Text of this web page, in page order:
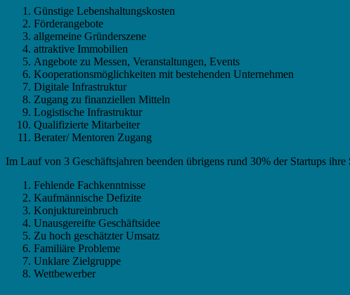
Günstige Lebenshaltungskosten
Förderangebote
allgemeine Gründerszene
attraktive Immobilien
Angebote zu Messen, Veranstaltungen, Events
Kooperationsmöglichkeiten mit bestehenden Unternehmen
Digitale Infrastruktur
Zugang zu finanziellen Mitteln
Logistische Infrastruktur
Qualifizierte Mitarbeiter
Berater/ Mentoren Zugang
Im Lauf von 3 Geschäftsjahren beenden übrigens rund 30% der Startups
Fehlende Fachkenntnisse
Kaufmännische Defizite
Konjuktureinbruch
Unausgereifte Geschäftsidee
Zu hoch geschätzter Umsatz
Familiäre Probleme
Unklare Zielgruppe
Wettbewerber